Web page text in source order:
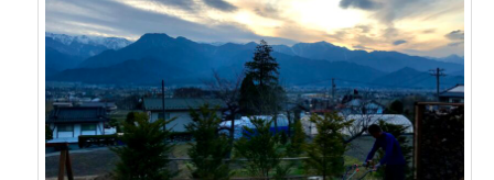
ツ
へ
移
動